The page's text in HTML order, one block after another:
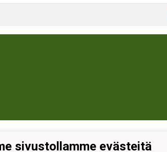
sivustollamme evästeitä